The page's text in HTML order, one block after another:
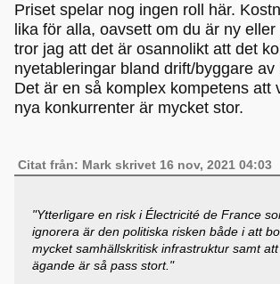
Priset spelar nog ingen roll här.
lika för alla, oavsett om du är ny
tror jag att det är osannolikt att det
nyetableringar bland drift/byggare av
Det är en så komplex kompetens att
nya konkurrenter är mycket stor.
Citat från: Mark skrivet 16 nov, 2021 04:03
"Ytterligare en risk i Électricité de France
ignorera är den politiska risken både i att
mycket samhällskritisk infrastruktur samt
ägande är så pass stort."